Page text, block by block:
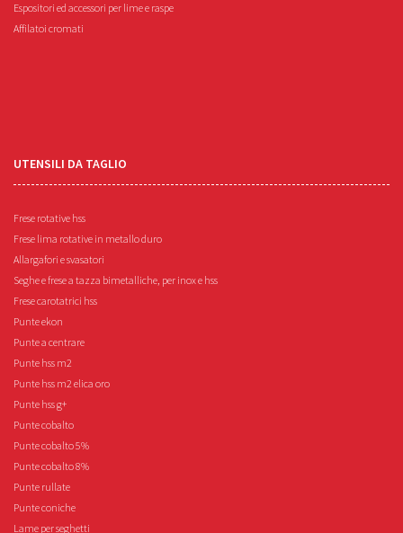
Espositori ed accessori per lime e raspe
Affilatoi cromati
UTENSILI DA TAGLIO
Frese rotative hss
Frese lima rotative in metallo duro
Allargafori e svasatori
Seghe e frese a tazza bimetalliche, per inox e hss
Frese carotatrici hss
Punte ekon
Punte a centrare
Punte hss m2
Punte hss m2 elica oro
Punte hss g+
Punte cobalto
Punte cobalto 5%
Punte cobalto 8%
Punte rullate
Punte coniche
Lame per seghetti